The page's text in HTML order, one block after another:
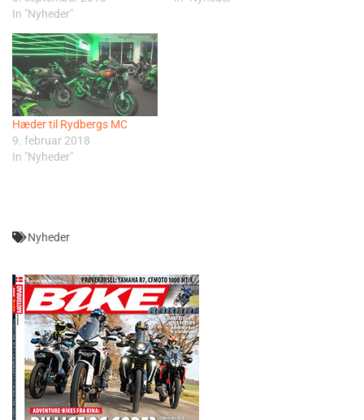
In "Nyheder"
Hæder til Rydbergs MC
9. februar 2018
In "Nyheder"
Nyheder